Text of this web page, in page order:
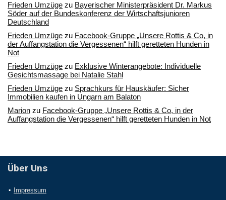
Frieden Umzüge zu Bayerischer Ministerpräsident Dr. Markus
Söder auf der Bundeskonferenz der Wirtschaftsjunioren
Deutschland
Frieden Umzüge zu Facebook-Gruppe „Unsere Rottis & Co, in
der Auffangstation die Vergessenen“ hilft geretteten Hunden in
Not
Frieden Umzüge zu Exklusive Winterangebote: Individuelle
Gesichtsmassage bei Natalie Stahl
Frieden Umzüge zu Sprachkurs für Hauskäufer: Sicher
Immobilien kaufen in Ungarn am Balaton
Marion zu Facebook-Gruppe „Unsere Rottis & Co, in der
Auffangstation die Vergessenen“ hilft geretteten Hunden in Not
Über Uns
Impressum